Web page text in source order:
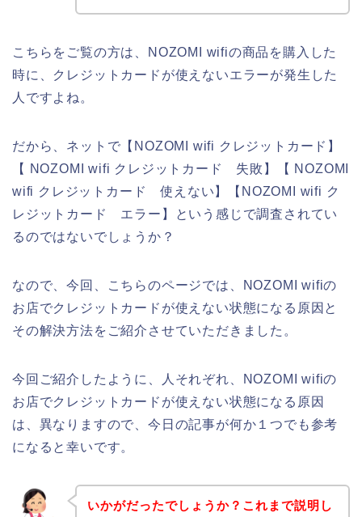
こちらをご覧の方は、NOZOMI wifiの商品を購入した
時に、クレジットカードが使えないエラーが発生した
人ですよね。
だから、ネットで【NOZOMI wifi クレジットカード】
【 NOZOMI wifi クレジットカード 失敗】【 NOZOMI
wifi クレジットカード 使えない】【NOZOMI wifi ク
レジットカード エラー】という感じで調査されてい
るのではないでしょうか？
なので、今回、こちらのページでは、NOZOMI wifiの
お店でクレジットカードが使えない状態になる原因と
その解決方法をご紹介させていただきました。
今回ご紹介したように、人それぞれ、NOZOMI wifiの
お店でクレジットカードが使えない状態になる原因
は、異なりますので、今日の記事が何か１つでも参考
になると幸いです。
いかがだったでしょうか？これまで説明し